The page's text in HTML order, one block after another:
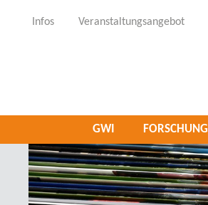
Infos Veranstaltungsangebot
GWI FORSCHUNG